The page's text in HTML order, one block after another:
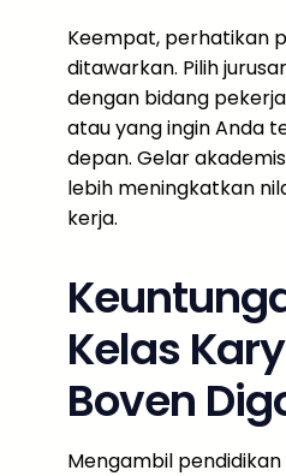
Keempat, perhatikan
ditawarkan. Pilih
dengan bidang
atau yang ingin Anda
depan. Gelar
lebih meningkatkan
kerja.
Kelas
Boven
Mengambil